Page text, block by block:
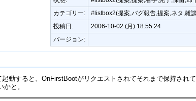
カテゴリー:
#listbox2(提案,バグ報告,提案,ネタ,雑
投稿日:
2006-10-02 (月) 18:55:24
バージョン:
動すると、OnFirstBootがリクエストされてそれまで保持さ
と。